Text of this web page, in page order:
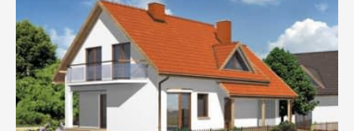
Typ projektu:
Wolnostojący
Garaż:
Bez garażu
Dach:
Dwuspadowy
Kąt nach. dachu:
30°
Odbicie lustrzane:
Tak